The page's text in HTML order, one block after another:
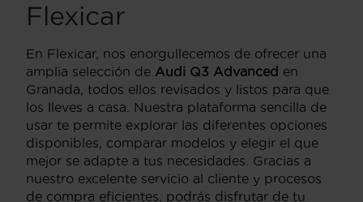
Flexicar
En Flexicar, nos enorgullecemos de ofrecer una
amplia selección de Audi Q3 Advanced en
Granada, todos ellos revisados y listos para que
los lleves a casa. Nuestra plataforma sencilla de
usar te permite explorar las diferentes opciones
disponibles, comparar modelos y elegir el que
mejor se adapte a tus necesidades. Gracias a
nuestro excelente servicio al cliente y procesos
de compra eficientes, podrás disfrutar de tu